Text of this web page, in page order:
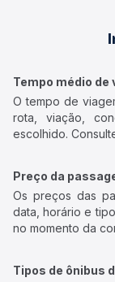
Tempo médio de
O tempo de
rota, viação,
escolhido.
Preço da
Os preços das
data, horário e
no momento da
Tipos de ônibus